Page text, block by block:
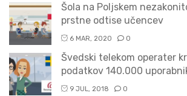
Šola na Poljskem
prstne odtise učencev
6 MAR, 2020 0
Švedski telekom operater
podatkov 140.000
9 JUL, 2018 0